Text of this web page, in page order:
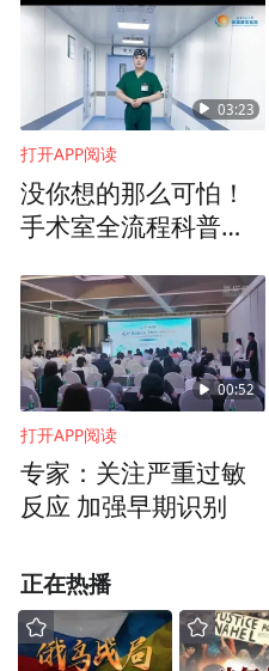
03:23
打开APP阅读
没你想的那么可怕！
手术室全流程科普来
虑
00:52
打开APP阅读
专家：关注严重过敏
反应 加强早期识别
正在热播